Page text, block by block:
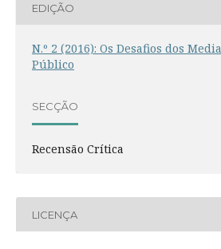
EDIÇÃO
N.º 2 (2016): Os Desafios dos
Público
SECÇÃO
Recensão Crítica
LICENÇA